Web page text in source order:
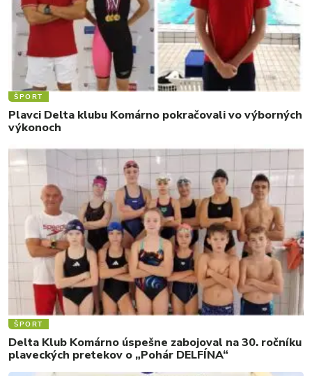
ŠPORT
Plavci Delta klubu Komárno pokračovali vo výborných
výkonoch
ŠPORT
Delta Klub Komárno úspešne zabojoval na 30. ročníku
plaveckých pretekov o „Pohár DELFÍNA“